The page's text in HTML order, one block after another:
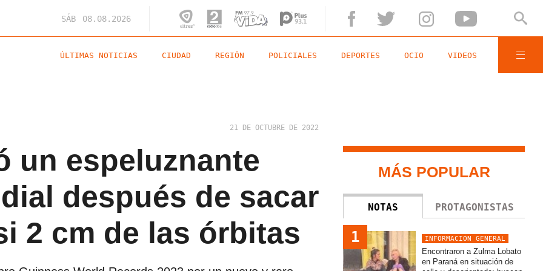
SÁB 08.08.2026
ÚLTIMAS NOTICIAS CIUDAD REGIÓN POLICIALES DEPORTES OCIO VIDEOS
21 DE OCTUBRE DE 2022
un espeluznante
después de sacar
2 cm de las órbitas
MÁS POPULAR
NOTAS PROTAGONISTAS
1 INFORMACIÓN GENERAL
Encontraron a Zulma Lobato
en Paraná en situación de